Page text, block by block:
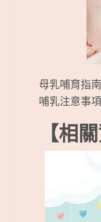
母乳哺育指
哺乳注意事
【相